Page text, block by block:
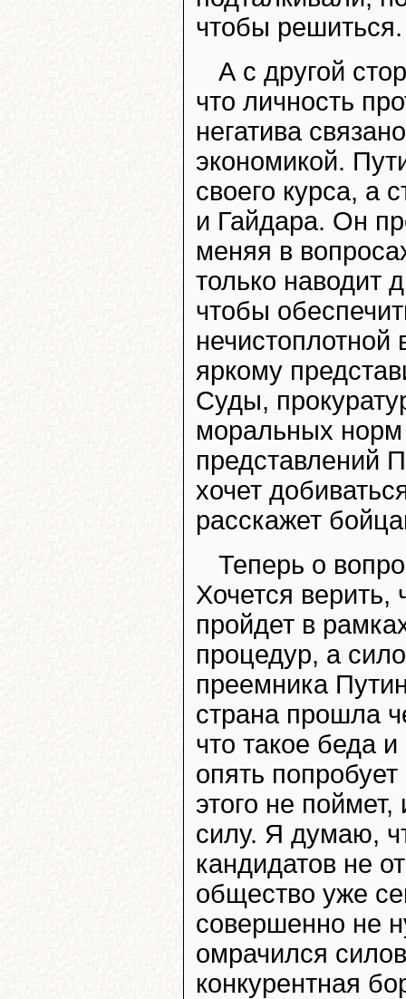
чтобы решиться.
А с другой
что личность
негатива
экономикой.
своего курса, а
и Гайдара. Он
меняя в
только наводит
чтобы
нечистоплотной
яркому
Суды,
моральных норм
представлений
хочет
расскажет
Теперь о
Хочется верить,
пройдет в
процедур, а
преемника
страна прошла
что такое беда
опять
этого не
силу. Я думаю,
кандидатов не
общество уже
совершенно не
омрачился
конкурентная